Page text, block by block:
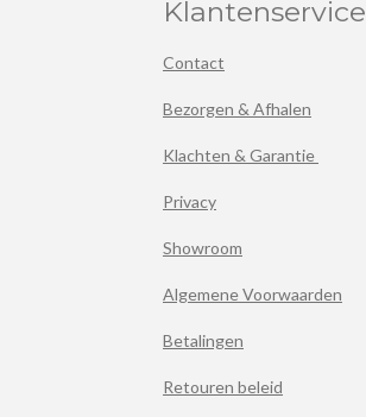
Klantenservice
Contact
Bezorgen & Afhalen
Klachten & Garantie
Privacy
Showroom
Algemene Voorwaarden
Betalingen
Retouren beleid